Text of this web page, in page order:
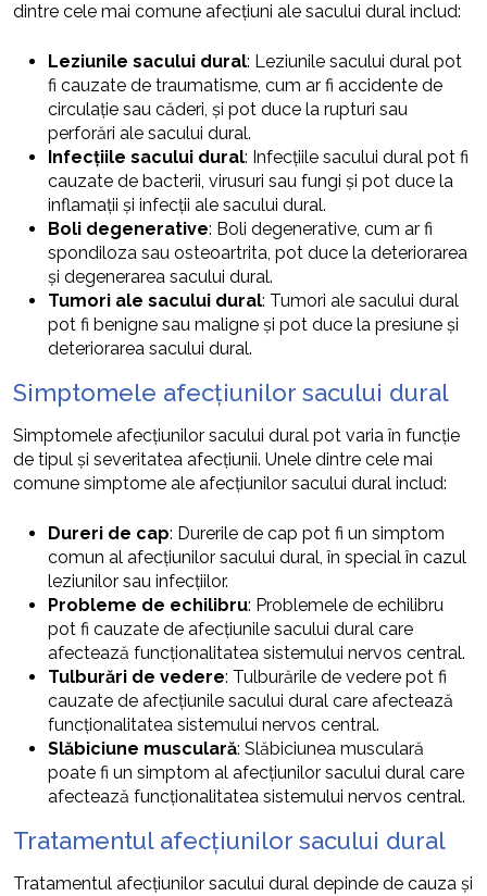
dintre cele mai comune afecțiuni ale sacului dural includ:
Leziunile sacului dural: Leziunile sacului dural pot
fi cauzate de traumatisme, cum ar fi accidente de
circulație sau căderi, și pot duce la rupturi sau
perforări ale sacului dural.
Infecțiile sacului dural: Infecțiile sacului dural pot fi
cauzate de bacterii, virusuri sau fungi și pot duce la
inflamații și infecții ale sacului dural.
Boli degenerative: Boli degenerative, cum ar fi
spondiloza sau osteoartrita, pot duce la deteriorarea
și degenerarea sacului dural.
Tumori ale sacului dural: Tumori ale sacului dural
pot fi benigne sau maligne și pot duce la presiune și
deteriorarea sacului dural.
Simptomele afecțiunilor sacului dural
Simptomele afecțiunilor sacului dural pot varia în funcție
de tipul și severitatea afecțiunii. Unele dintre cele mai
comune simptome ale afecțiunilor sacului dural includ:
Dureri de cap: Durerile de cap pot fi un simptom
comun al afecțiunilor sacului dural, în special în cazul
leziunilor sau infecțiilor.
Probleme de echilibru: Problemele de echilibru
pot fi cauzate de afecțiunile sacului dural care
afectează funcționalitatea sistemului nervos central.
Tulburări de vedere: Tulburările de vedere pot fi
cauzate de afecțiunile sacului dural care afectează
funcționalitatea sistemului nervos central.
Slăbiciune musculară: Slăbiciunea musculară
poate fi un simptom al afecțiunilor sacului dural care
afectează funcționalitatea sistemului nervos central.
Tratamentul afecțiunilor sacului dural
Tratamentul afecțiunilor sacului dural depinde de cauza și